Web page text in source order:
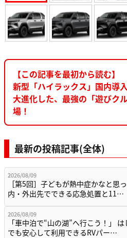
【この記事を最初から読む】
新型「ハイラックス」国内導
大進化した、最強の「遊びク
場！
最新の投稿記事(全体)
2026/08/09
［第5回］子どもが熱中症かなと思
内・外出先でできる応急処置と11…
2026/08/09
「車中泊で“山の湖”へ行こう！」
でも安心して利用できるRVパー…